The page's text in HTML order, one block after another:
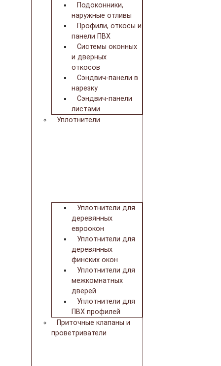
Подоконники,
наружные отливы
Профили, откосы и
панели ПВХ
Системы оконных
и дверных
откосов
Сэндвич-панели в
нарезку
Сэндвич-панели
листами
Уплотнители
Уплотнители для
деревянных
евроокон
Уплотнители для
деревянных
финских окон
Уплотнители для
межкомнатных
дверей
Уплотнители для
ПВХ профилей
Приточные клапаны и
проветриватели